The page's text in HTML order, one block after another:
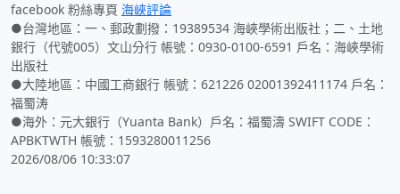
facebook 粉絲專頁 海峽評論
●台灣地區：一、郵政劃撥：19389534 海峽學術出版社；二、土地
銀行（代號005）文山分行 帳號：0930-0100-6591 戶名：海峽學術
出版社
●大陸地區：中國工商銀行 帳號：621226 02001392411174 戶名：
福蜀涛
●海外：元大銀行（Yuanta Bank）戶名：福蜀濤 SWIFT CODE：
APBKTWTH 帳號：1593280011256
2026/08/06 10:33:07